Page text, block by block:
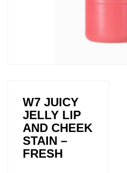
W7 JUICY
JELLY LIP
AND CHEEK
STAIN –
FRESH